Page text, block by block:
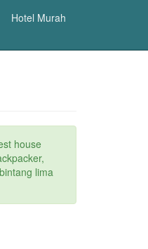
Hotel Murah
house
lima